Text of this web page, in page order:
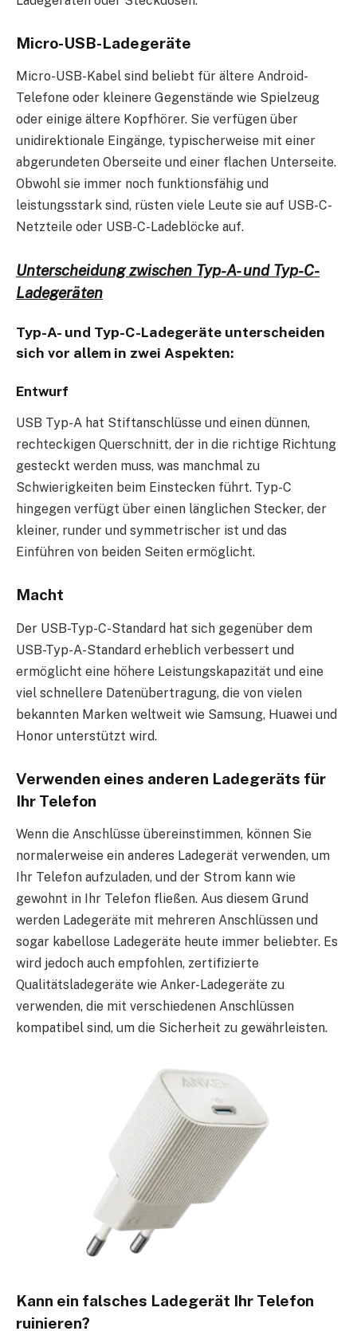
Micro-USB-Ladegeräte
Micro-USB-Kabel sind beliebt für ältere Android-
Telefone oder kleinere Gegenstände wie Spielzeug
oder einige ältere Kopfhörer. Sie verfügen über
unidirektionale Eingänge, typischerweise mit einer
abgerundeten Oberseite und einer flachen Unterseite.
Obwohl sie immer noch funktionsfähig und
leistungsstark sind, rüsten viele Leute sie auf USB-C-
Netzteile oder USB-C-Ladeblöcke auf.
Unterscheidung zwischen Typ-A- und Typ-C-
Ladegeräten
Typ-A- und Typ-C-Ladegeräte unterscheiden
sich vor allem in zwei Aspekten:
Entwurf
USB Typ-A hat Stiftanschlüsse und einen dünnen,
rechteckigen Querschnitt, der in die richtige Richtung
gesteckt werden muss, was manchmal zu
Schwierigkeiten beim Einstecken führt. Typ-C
hingegen verfügt über einen länglichen Stecker, der
kleiner, runder und symmetrischer ist und das
Einführen von beiden Seiten ermöglicht.
Macht
Der USB-Typ-C-Standard hat sich gegenüber dem
USB-Typ-A-Standard erheblich verbessert und
ermöglicht eine höhere Leistungskapazität und eine
viel schnellere Datenübertragung, die von vielen
bekannten Marken weltweit wie Samsung, Huawei und
Honor unterstützt wird.
Verwenden eines anderen Ladegeräts für
Ihr Telefon
Wenn die Anschlüsse übereinstimmen, können Sie
normalerweise ein anderes Ladegerät verwenden, um
Ihr Telefon aufzuladen, und der Strom kann wie
gewohnt in Ihr Telefon fließen. Aus diesem Grund
werden Ladegeräte mit mehreren Anschlüssen und
sogar kabellose Ladegeräte heute immer beliebter. Es
wird jedoch auch empfohlen, zertifizierte
Qualitätsladegeräte wie Anker-Ladegeräte zu
verwenden, die mit verschiedenen Anschlüssen
kompatibel sind, um die Sicherheit zu gewährleisten.
Kann ein falsches Ladegerät Ihr Telefon
ruinieren?